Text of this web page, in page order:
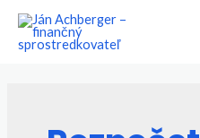
Preskočiť